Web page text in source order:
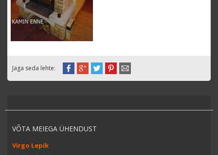
Jaga seda lehte:
VÕTA MEIEGA ÜHENDUST
Virgo Lepik